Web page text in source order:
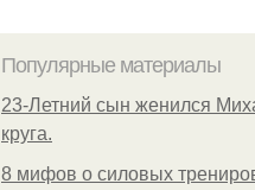
Популярные материалы
23-Летний сын женился
круга.
8 мифов о силовых